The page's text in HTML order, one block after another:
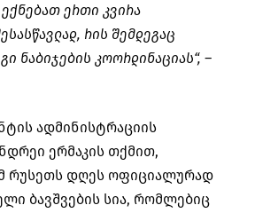
ექნებათ ერთი კვირა
რის შემდეგაც
ნაბიჯების კოორდინაციას“, –
ადმინისტრაციის
ერმაკის თქმით,
რუსეთს დღეს ოფიციალურად
ბავშვების სია, რომლებიც